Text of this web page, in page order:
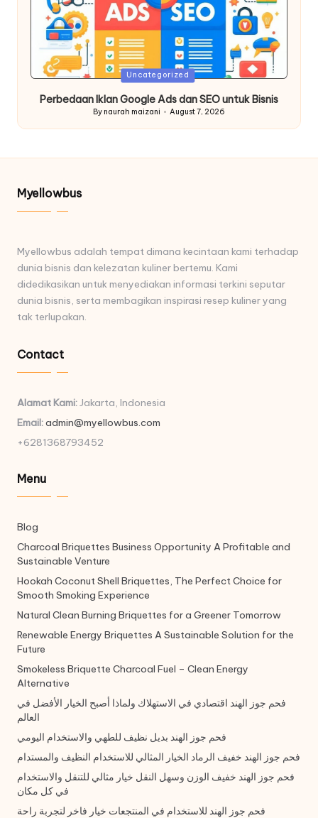
Posted
Uncategorized
Perbedaan Iklan Google Ads dan SEO untuk Bisnis
Posted
By naurah maizani August 7, 2026
Myellowbus
Myellowbus adalah tempat dimana kecintaan kami terhadap
dunia bisnis dan kelezatan kuliner bertemu. Kami
didedikasikan untuk menyediakan informasi terkini seputar
dunia bisnis, serta membagikan inspirasi resep kuliner yang
tak terlupakan.
Contact
Alamat Kami:Jakarta, Indonesia
Email:admin@myellowbus.com
+6281368793452
Menu
Blog
Charcoal Briquettes Business Opportunity A Profitable and
Sustainable Venture
Hookah Coconut Shell Briquettes, The Perfect Choice for
Smooth Smoking Experience
Natural Clean Burning Briquettes for a Greener Tomorrow
Renewable Energy Briquettes A Sustainable Solution for the
Future
Smokeless Briquette Charcoal Fuel – Clean Energy
Alternative
فحم جوز الهند اقتصادي في الاستهلاك ولماذا أصبح الخيار الأفضل في
العالم
فحم جوز الهند بديل نظيف للطهي والاستخدام اليومي
فحم جوز الهند خفيف الرماد الخيار المثالي للاستخدام النظيف والمستدام
فحم جوز الهند خفيف الوزن وسهل النقل خيار مثالي للتنقل والاستخدام
في كل مكان
فحم جوز الهند للاستخدام في المنتجعات خيار فاخر لتجربة راحة